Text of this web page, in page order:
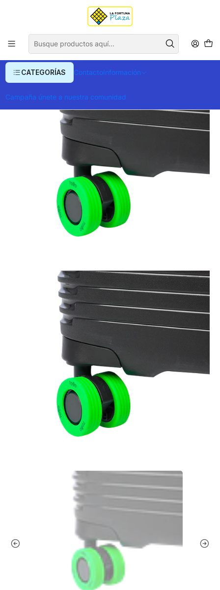
CATEGORÍAS ContactoInformación
Campaña únete a nuestra comunidad
Envío gratis para compras superiores a $ 400.000
Equipaje y Accesorios de Viaje
PROTECTOR RUEDAS GUM X4 ACCESORIO VIAJE